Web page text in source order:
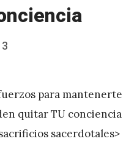
para mantenerte
quitar TU conciencia
sacerdotales>